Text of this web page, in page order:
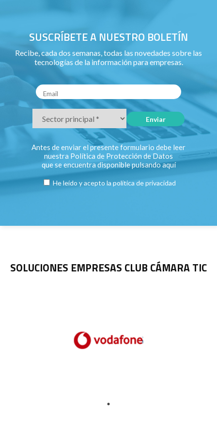
SUSCRÍBETE A NUESTRO BOLETÍN
Recibe, cada dos semanas, todas las novedades sobre las
tecnologías de la información para empresas.
Antes de enviar el presente formulario debe leer
nuestra Política de Protección de Datos
que se encuentra disponible pulsandoaquí
He leído y acepto la política de privacidad
SOLUCIONES EMPRESAS CLUB CÁMARA TIC